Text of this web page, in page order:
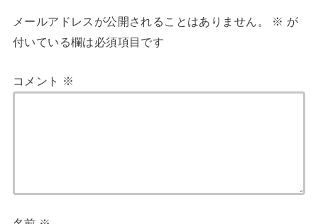
メールアドレスが公開されることはありません。 ※ が
付いている欄は必須項目です
コメント ※